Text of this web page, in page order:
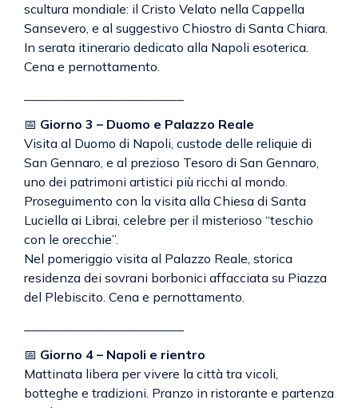
scultura mondiale: il Cristo Velato nella Cappella
Sansevero, e al suggestivo Chiostro di Santa Chiara.
In serata itinerario dedicato alla Napoli esoterica.
Cena e pernottamento.
📅 Giorno 3 – Duomo e Palazzo Reale
Visita al Duomo di Napoli, custode delle reliquie di
San Gennaro, e al prezioso Tesoro di San Gennaro,
uno dei patrimoni artistici più ricchi al mondo.
Proseguimento con la visita alla Chiesa di Santa
Luciella ai Librai, celebre per il misterioso “teschio
con le orecchie”.
Nel pomeriggio visita al Palazzo Reale, storica
residenza dei sovrani borbonici affacciata su Piazza
del Plebiscito. Cena e pernottamento.
📅 Giorno 4 – Napoli e rientro
Mattinata libera per vivere la città tra vicoli,
botteghe e tradizioni. Pranzo in ristorante e partenza